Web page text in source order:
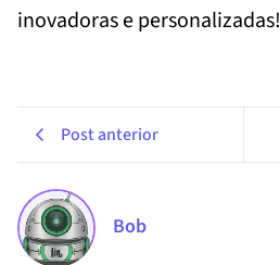
inovadoras e personalizadas!
Post anterior
Bob